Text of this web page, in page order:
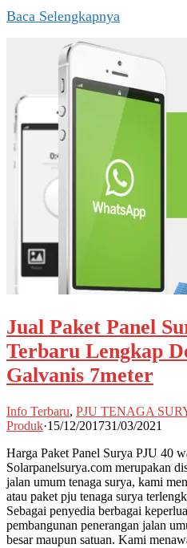
Baca Selengkapnya
Jual Paket Panel
Terbaru Lengkap
Galvanis 7meter
Info Terbaru, PJU TENAGA
Produk·15/12/201731/03/2021
Harga Paket Panel Surya PJU 40
Solarpanelsurya.com merupakan
jalan umum tenaga surya, kami
atau paket pju tenaga surya
Sebagai penyedia berbagai
pembangunan penerangan jalan
besar maupun satuan. Kami